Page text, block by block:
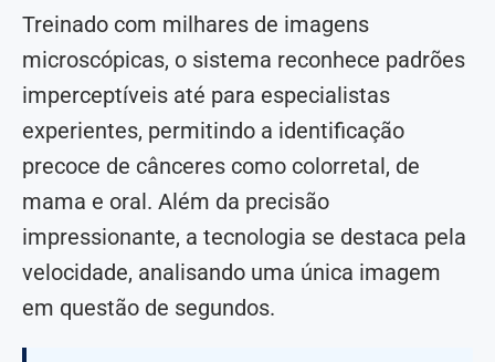
Treinado com milhares de imagens
microscópicas, o sistema reconhece padrões
imperceptíveis até para especialistas
experientes, permitindo a identificação
precoce de cânceres como colorretal, de
mama e oral. Além da precisão
impressionante, a tecnologia se destaca pela
velocidade, analisando uma única imagem
em questão de segundos.